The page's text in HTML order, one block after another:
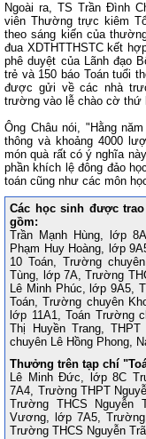
Ngoài ra, TS Trần Đình
viên Thường trực kiêm
theo sáng kiến của
đua XDTHTTHSTC kết
phê duyệt của Lãnh đạo
trẻ và 150 báo Toán tuổi
được gửi về các nhà
trường vào lễ chào cờ thứ
Ông Châu nói, "Hằng
thông và khoảng 4000
món quà rất có ý nghĩa
phần khích lệ đông đảo
toán cũng như các môn
Các học sinh được
gồm:
Trần Mạnh Hùng, lớp
Phạm Huy Hoàng, lớp
10 Toán, Trường
Tùng, lớp 7A, Trường
Lê Minh Phúc, lớp 9A5,
Toán, Trường chuyên
lớp 11A1, Toán Trường
Thị Huyền Trang,
chuyên Lê Hồng Phong,
Thưởng trên tạp chí
Lê Minh Đức, lớp 8C
7A4, Trường THPT
Trường THCS Nguyễn
Vương, lớp 7A5,
Trường THCS Nguyễn